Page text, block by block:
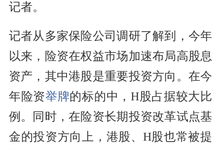
记者。
记者从多家保险公司调研了解到，今年
以来，险资在权益市场加速布局高股息
资产，其中港股是重要投资方向。在今
年险资举牌的标的中，H股占据较大比
例。同时，在险资长期投资改革试点基
金的投资方向上，港股、H股也常被提